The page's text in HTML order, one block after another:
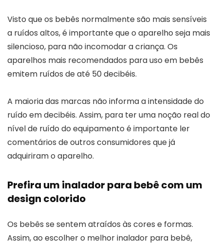
Visto que os bebês normalmente são mais sensíveis
a ruídos altos, é importante que o aparelho seja mais
silencioso, para não incomodar a criança. Os
aparelhos mais recomendados para uso em bebês
emitem ruídos de até 50 decibéis.
A maioria das marcas não informa a intensidade do
ruído em decibéis. Assim, para ter uma noção real do
nível de ruído do equipamento é importante ler
comentários de outros consumidores que já
adquiriram o aparelho.
Prefira um inalador para bebê com um
design colorido
Os bebês se sentem atraídos às cores e formas.
Assim, ao escolher o melhor inalador para bebê,